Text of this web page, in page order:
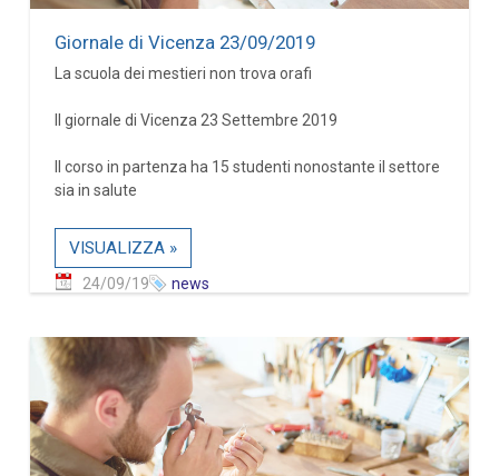
Giornale di Vicenza 23/09/2019
La scuola dei mestieri non trova orafi
Il giornale di Vicenza 23 Settembre 2019
Il corso in partenza ha 15 studenti nonostante il settore
sia in salute
VISUALIZZA »
24/09/19 news